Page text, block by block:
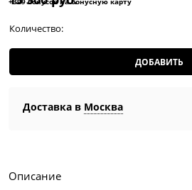
Количество:
ДОБАВИТЬ
Доставка в Москва
Описание